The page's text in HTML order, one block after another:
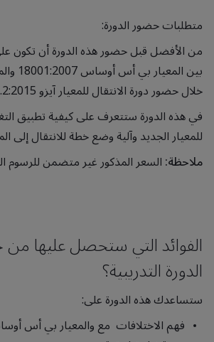
متطلبات حضور الدورة:
من الأفضل قبل حضور هذه الدورة أن تكون
بين
خلال حضور دورة الانتقال للمعيار آيزو 45001.2:2015
في هذه الدورة ستتعرف على كيفية تطبيق
للمعيار الجديد وآلية وضع خطة للانتقال إلى
ملاحظة:السعر المذكور غير متضمن للرسوم
الفوائد التي ستحصل عليها
الدورة التدريبية؟
ستساعدك هذه الدورة على: